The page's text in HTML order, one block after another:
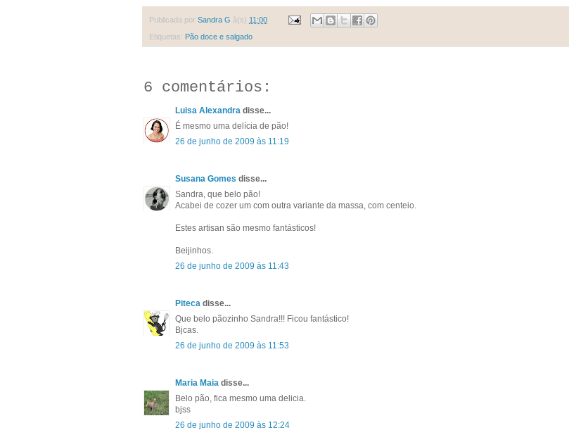
Publicada por Sandra G à(s) 11:00
Etiquetas: Pão doce e salgado
6 comentários:
Luisa Alexandra disse...
É mesmo uma delícia de pão!
26 de junho de 2009 às 11:19
Susana Gomes disse...
Sandra, que belo pão!
Acabei de cozer um com outra variante da massa, com centeio.
Estes artisan são mesmo fantásticos!
Beijinhos.
26 de junho de 2009 às 11:43
Piteca disse...
Que belo pãozinho Sandra!!! Ficou fantástico!
Bjcas.
26 de junho de 2009 às 11:53
Maria Maia disse...
Belo pão, fica mesmo uma delicia.
bjss
26 de junho de 2009 às 12:24